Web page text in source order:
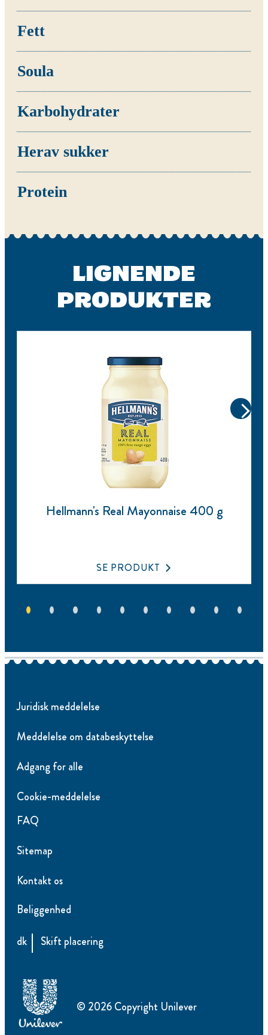
Fett
Soula
Karbohydrater
Herav sukker
Protein
LIGNENDE
PRODUKTER
Hellmann's Real Mayonnaise 400 g
SE PRODUKT
Juridisk meddelelse
Meddelelse om databeskyttelse
Adgang for alle
Cookie-meddelelse
FAQ
Sitemap
Kontakt os
Beliggenhed
dk Skift placering
© 2026 Copyright Unilever